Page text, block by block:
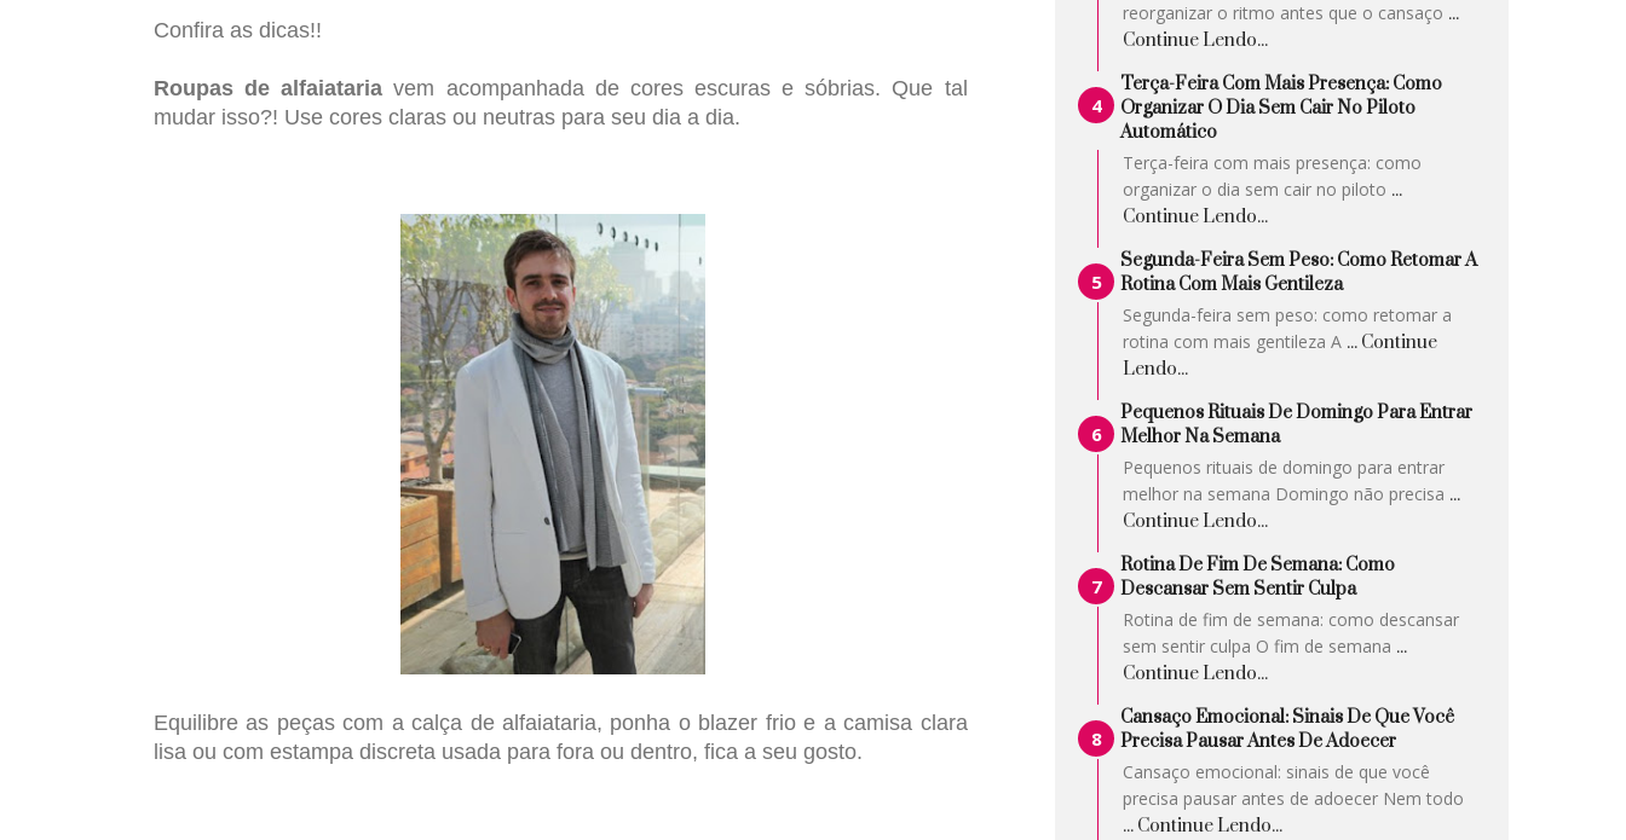
Confira as dicas!!
Roupas de alfaiataria vem acompanhada de cores escuras e sóbrias. Que tal
mudar isso?! Use cores claras ou neutras para seu dia a dia.
Equilibre as peças com a calça de alfaiataria, ponha o blazer frio e a camisa clara
lisa ou com estampa discreta usada para fora ou dentro, fica a seu gosto.
reorganizar o ritmo antes que o cansaço ...
Continue Lendo...
Terça-Feira Com Mais Presença: Como
Organizar O Dia Sem Cair No Piloto
Automático
Terça-feira com mais presença: como
organizar o dia sem cair no piloto ...
Continue Lendo...
Segunda-Feira Sem Peso: Como Retomar A
Rotina Com Mais Gentileza
Segunda-feira sem peso: como retomar a
rotina com mais gentileza A ... Continue
Lendo...
Pequenos Rituais De Domingo Para Entrar
Melhor Na Semana
Pequenos rituais de domingo para entrar
melhor na semana Domingo não precisa ...
Continue Lendo...
Rotina De Fim De Semana: Como
Descansar Sem Sentir Culpa
Rotina de fim de semana: como descansar
sem sentir culpa O fim de semana ...
Continue Lendo...
Cansaço Emocional: Sinais De Que Você
Precisa Pausar Antes De Adoecer
Cansaço emocional: sinais de que você
precisa pausar antes de adoecer Nem todo
... Continue Lendo...